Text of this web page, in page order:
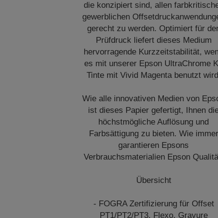
die konzipiert sind, allen
gewerblichen
gerecht zu werden. Optimiert für
Prüfdruck liefert dieses Medium
hervorragende Kurzzeitstabilität,
es mit unserer Epson UltraChrome
Tinte mit Vivid Magenta benutzt
Wie alle innovativen Medien von
ist dieses Papier gefertigt, Ihnen
höchstmögliche Auflösung und
Farbsättigung zu bieten. Wie immer
garantieren Epsons
Verbrauchsmaterialien Epson
Übersicht
- FOGRA Zertifizierung für Offset
PT1/PT2/PT3, Flexo, Gravure